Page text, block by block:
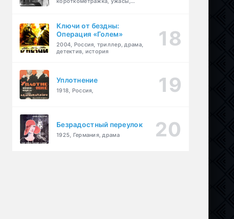
Ключи от бездны:
Операция «Голем»
2004, Россия, триллер, драма,
детектив, история
Уплотнение
1918, Россия,
Безрадостный переулок
1925, Германия, драма